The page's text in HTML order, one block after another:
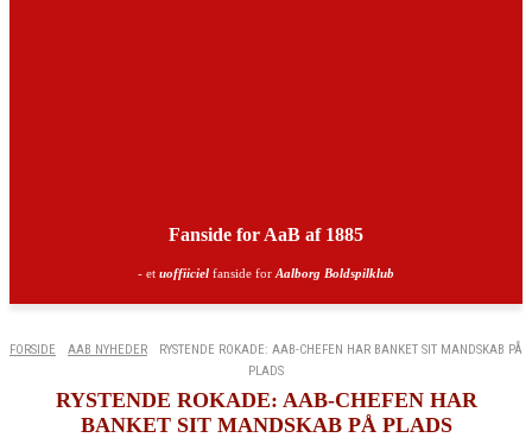
Fanside for AaB af 1885
- et uoffiiciel fanside for Aalborg Boldspilklub
FORSIDE AAB NYHEDER
RYSTENDE ROKADE: AAB-CHEFEN HAR BANKET SIT MANDSKAB PÅ
PLADS
RYSTENDE ROKADE: AAB-CHEFEN HAR
BANKET SIT MANDSKAB PÅ PLADS